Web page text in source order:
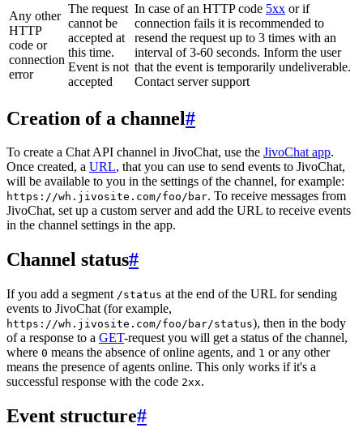
Any other
HTTP
code or
connection
error
The request
cannot be
accepted at
this time.
Event is not
accepted
In case of an HTTP code 5xx or if
connection fails it is recommended to
resend the request up to 3 times with an
interval of 3-60 seconds. Inform the user
that the event is temporarily undeliverable.
Contact server support
Creation of a channel#
To create a Chat API channel in JivoChat, use the JivoChat app.
Once created, a URL, that you can use to send events to JivoChat,
will be available to you in the settings of the channel, for example:
https://wh.jivosite.com/foo/bar. To receive messages from
JivoChat, set up a custom server and add the URL to receive events
in the channel settings in the app.
Channel status#
If you add a segment /status at the end of the URL for sending
events to JivoChat (for example,
https://wh.jivosite.com/foo/bar/status), then in the body
of a response to a GET-request you will get a status of the channel,
where 0 means the absence of online agents, and 1 or any other
means the presence of agents online. This only works if it's a
successful response with the code 2xx.
Event structure#